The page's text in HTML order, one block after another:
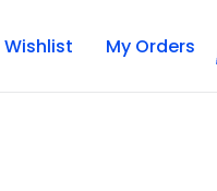
Wishlist My Orders